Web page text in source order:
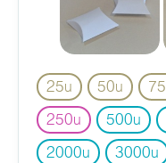
25u 50u 75
250u 500u
2000u 3000u